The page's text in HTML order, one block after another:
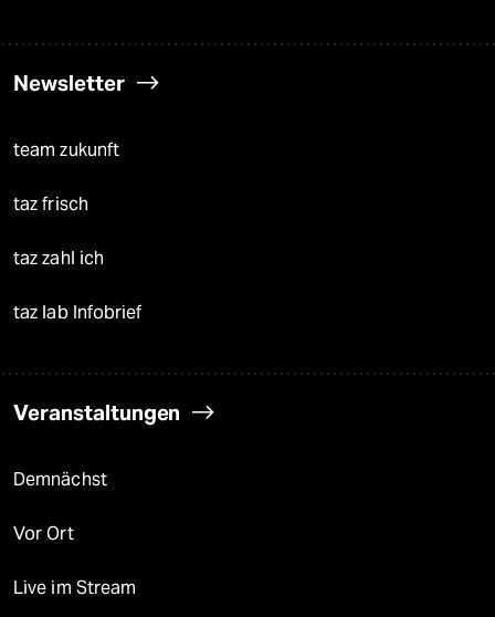
Newsletter
team zukunft
taz frisch
taz zahl ich
taz lab Infobrief
Veranstaltungen
Demnächst
Vor Ort
Live im Stream